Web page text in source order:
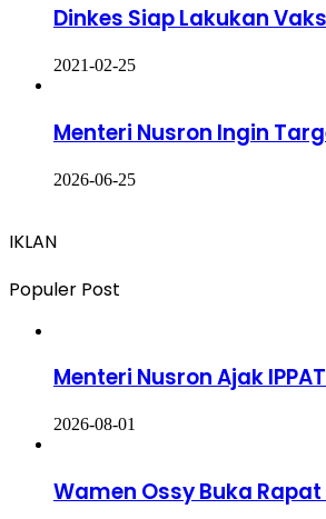
Dinkes Siap Lakukan
2021-02-25
Menteri Nusron Ingin
2026-06-25
IKLAN
Populer Post
Menteri Nusron Ajak
2026-08-01
Wamen Ossy Buka Rapat